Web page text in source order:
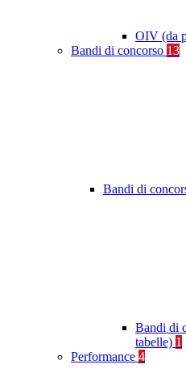
OIV (da
Bandi di concorso 13
Bandi di
Bandi di
tabelle) 1
Performance 4